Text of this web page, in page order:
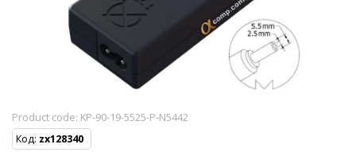
Product code: KP-90-19-5525-P-N5442
Код: zx128340